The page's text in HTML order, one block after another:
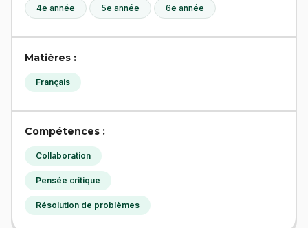
4e année 5e année 6e année
Matières :
Français
Compétences :
Collaboration
Pensée critique
Résolution de problèmes